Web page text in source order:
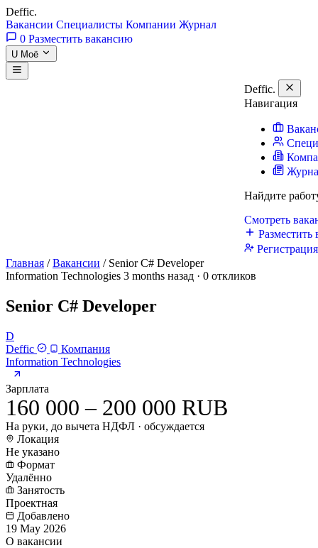
Deffic.
Вакансии Специалисты Компании Журнал
0 Разместить вакансию
U Моё
Deffic.
Навигация
Найдите
Смотреть
Разместить
Главная / Вакансии / Senior C# Developer
Information Technologies 3 months назад · 0 откликов
Senior C# Developer
D
Deffic
Компания
Information Technologies
Зарплата
160 000 – 200 000 RUB
На руки, до вычета НДФЛ · обсуждается
Локация
Не указано
Формат
Удалённо
Занятость
Проектная
Добавлено
19 May 2026
О вакансии